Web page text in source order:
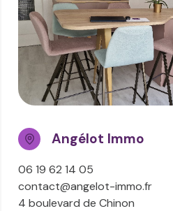
Angélot Immo
06 19 62 14 05
contact@angelot-immo.fr
4 boulevard de Chinon